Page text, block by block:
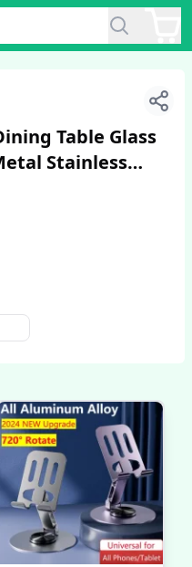
1/4
Table Glass
Stainless